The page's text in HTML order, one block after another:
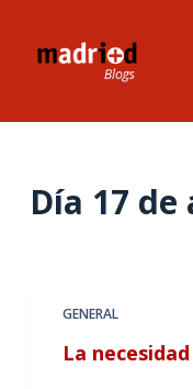
Día 17 de
GENERAL
La